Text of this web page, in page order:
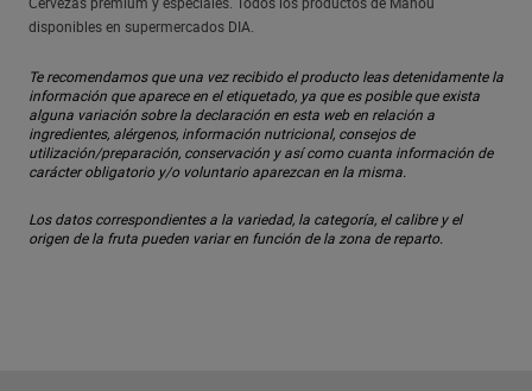
disponibles en supermercados DIA.
Te recomendamos que una vez recibido el producto leas detenidamente la
información que aparece en el etiquetado, ya que es posible que exista
alguna variación sobre la declaración en esta web en relación a
ingredientes, alérgenos, información nutricional, consejos de
utilización/preparación, conservación y así como cuanta información de
carácter obligatorio y/o voluntario aparezcan en la misma.
Los datos correspondientes a la variedad, la categoría, el calibre y el
origen de la fruta pueden variar en función de la zona de reparto.